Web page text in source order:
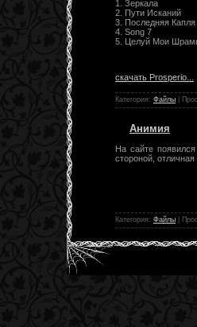
1. Зеркала
2. Пути Исканий
3. Последняя
4. Song 7
5. Целуй Мои
скачать Prosperio...
Категория: Файлы |
Анимия
На сайте
стороной,
Категория: Файлы |